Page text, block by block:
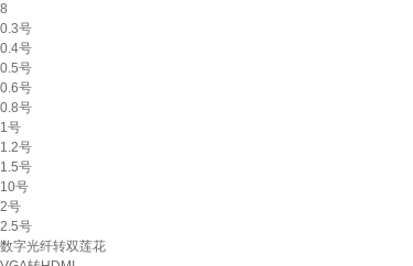
8
0.3号
0.4号
0.5号
0.6号
0.8号
1号
1.2号
1.5号
10号
2号
2.5号
数字光纤转双莲花